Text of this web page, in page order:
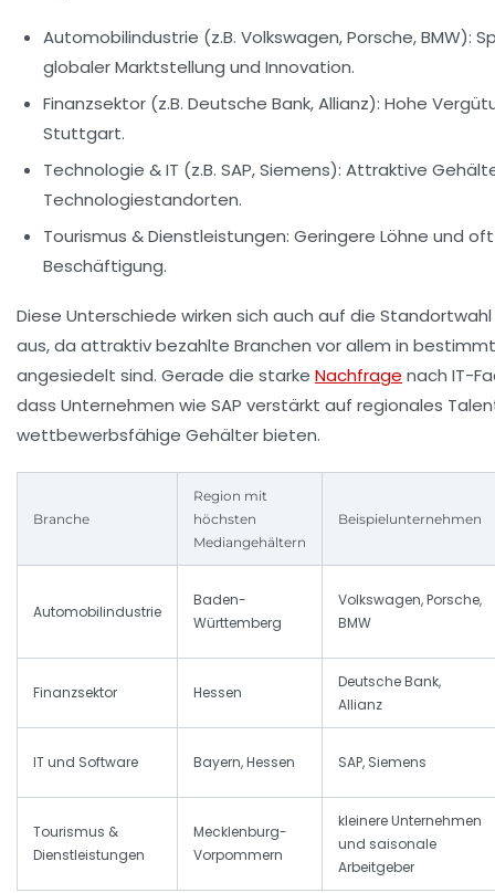
Automobilindustrie (z.B. Volkswagen, Porsche, BMW):
globaler Marktstellung und Innovation.
Finanzsektor (z.B. Deutsche Bank, Allianz): Hohe
Stuttgart.
Technologie & IT (z.B. SAP, Siemens): Attraktive
Technologiestandorten.
Tourismus & Dienstleistungen: Geringere Löhne und
Beschäftigung.
Diese Unterschiede wirken sich auch auf die
aus, da attraktiv bezahlte Branchen vor allem in
angesiedelt sind. Gerade die starke Nachfrage nach IT-
dass Unternehmen wie SAP verstärkt auf regionales
wettbewerbsfähige Gehälter bieten.
Branche
Region mit
höchsten
Mediangehältern
Beispielunternehmen
Automobilindustrie
Baden-
Württemberg
Volkswagen, Porsche,
BMW
Finanzsektor Hessen
Deutsche Bank,
Allianz
IT und Software Bayern, Hessen SAP, Siemens
Tourismus &
Dienstleistungen
Mecklenburg-
Vorpommern
kleinere Unternehmen
und saisonale
Arbeitgeber